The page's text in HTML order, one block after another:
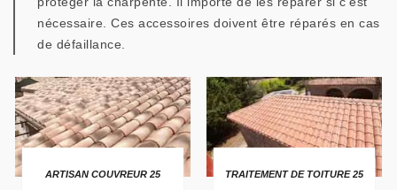
nécessaire. Ces accessoires doivent être réparés en cas
de défaillance.
ARTISAN COUVREUR 25 TRAITEMENT DE TOITURE 25